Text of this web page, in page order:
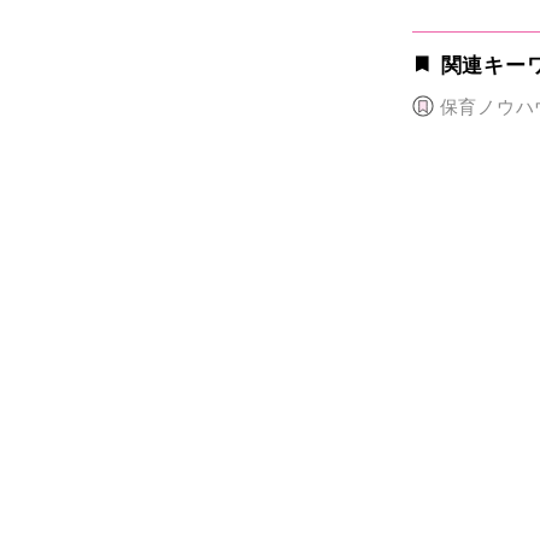
関連キー
保育ノウハ